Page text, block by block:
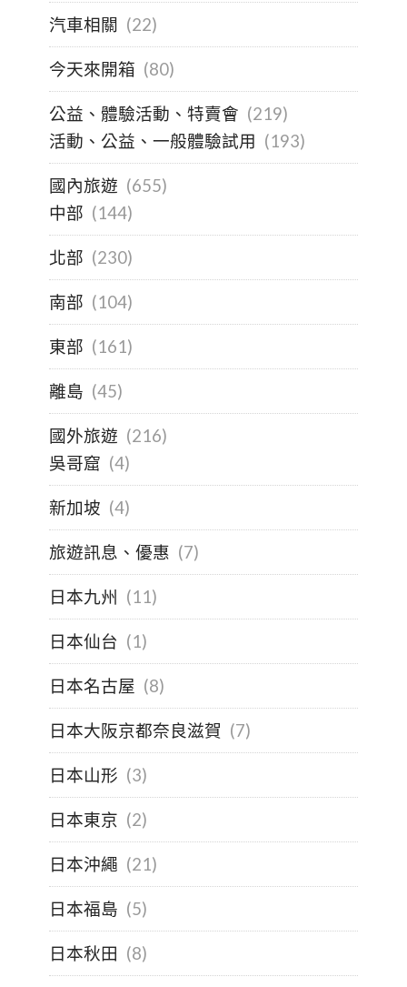
汽車相關 (22)
今天來開箱 (80)
公益、體驗活動、特賣會 (219)
活動、公益、一般體驗試用 (193)
國內旅遊 (655)
中部 (144)
北部 (230)
南部 (104)
東部 (161)
離島 (45)
國外旅遊 (216)
吳哥窟 (4)
新加坡 (4)
旅遊訊息、優惠 (7)
日本九州 (11)
日本仙台 (1)
日本名古屋 (8)
日本大阪京都奈良滋賀 (7)
日本山形 (3)
日本東京 (2)
日本沖繩 (21)
日本福島 (5)
日本秋田 (8)